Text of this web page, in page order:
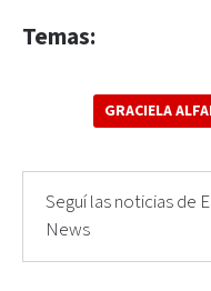
Temas:
GRACIELA
Seguí las noticias de
News